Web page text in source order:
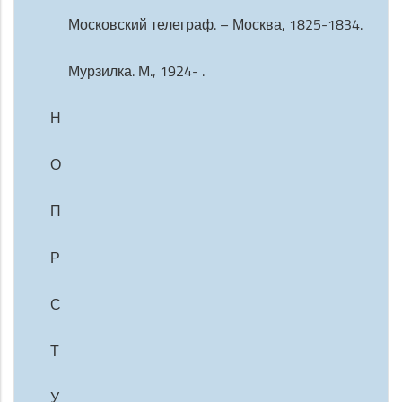
Московский телеграф. – Москва, 1825-1834.
Мурзилка. М., 1924- .
Н
О
П
Р
С
Т
У